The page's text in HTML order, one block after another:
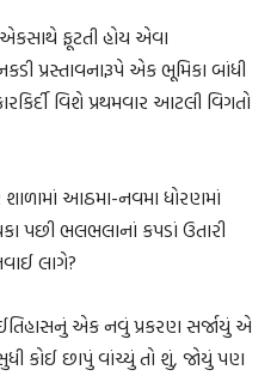
ફૂટતી હોય એવા
પ્રસ્તાવનારૂપે એક ભૂમિકા બાંધી
વિશે પ્રથમવાર આટલી વિગતો
આઠમા-નવમા ધોરણમાં
પછી ભલભલાનાં કપડાં ઉતારી
લાગે?
ઈતિહાસનું એક નવું પ્રકરણ સર્જાયું એ
કોઈ છાપું વાંચ્યું તો શું, જોયું પણ